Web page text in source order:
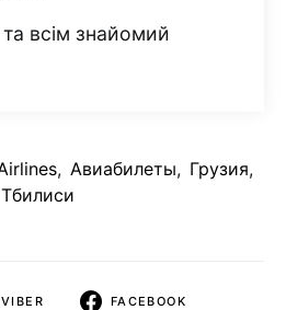
всім знайомий
, Авиабилеты, Грузия,
Тбилиси
VIBER FACEBOOK